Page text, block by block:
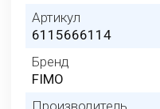
Артикул
6115666114
Бренд
FIMO
Производитель